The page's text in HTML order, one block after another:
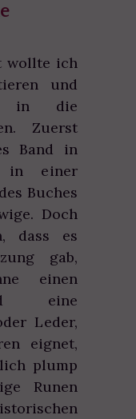
wollte ich
und
in die
Zuerst
Band in
in einer
Buches
Doch
dass es
gab,
einen
eine
Leder,
eignet,
plump
Runen